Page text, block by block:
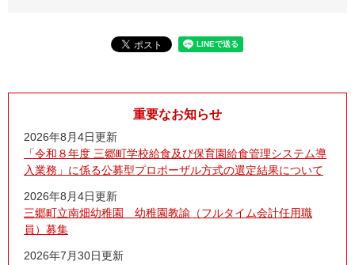
重要なお知らせ
2026年8月4日更新
「令和８年度 三郷町学校給食及び保育園給食管理システム導
入業務」に係る公募型プロポーザル方式の選定結果について
2026年8月4日更新
三郷町立南畑幼稚園 幼稚園教諭（フルタイム会計任用職
員）募集
2026年7月30日更新